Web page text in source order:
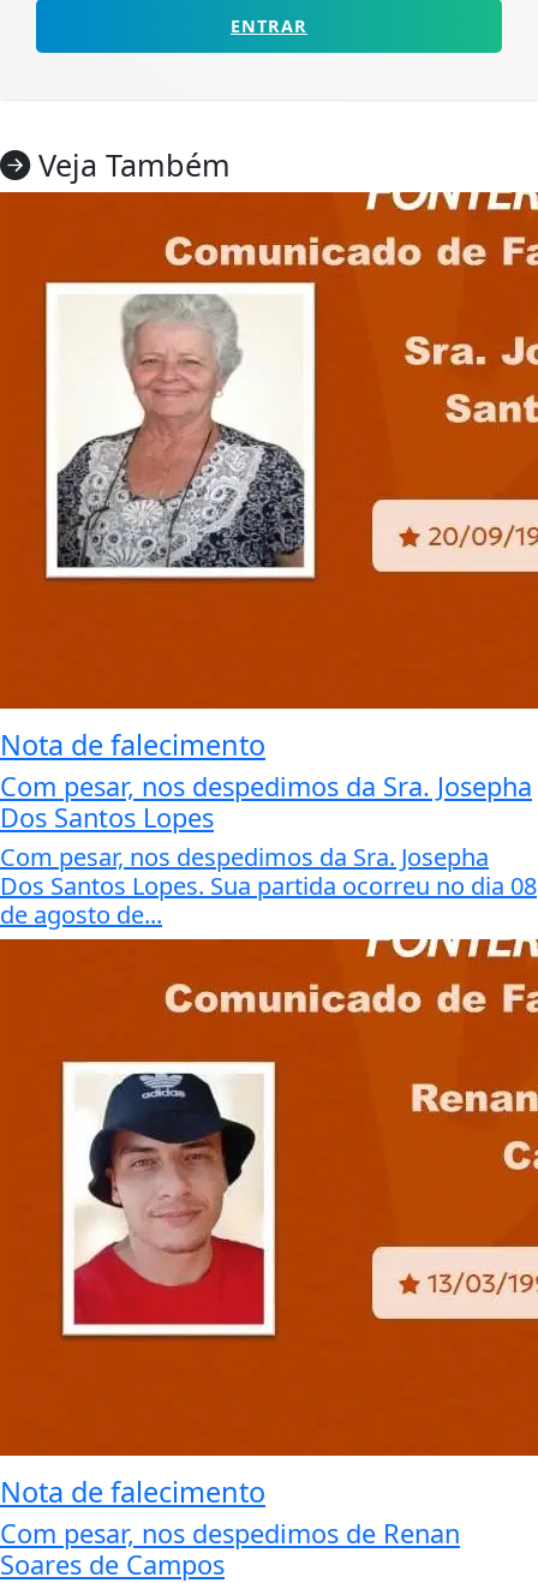
ENTRAR
Veja Também
Nota de falecimento
Com pesar, nos despedimos da Sra. Josepha
Dos Santos Lopes
Com pesar, nos despedimos da Sra. Josepha
Dos Santos Lopes. Sua partida ocorreu no dia 08
de agosto de...
Nota de falecimento
Com pesar, nos despedimos de Renan
Soares de Campos